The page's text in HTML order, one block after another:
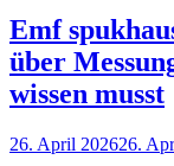
Emf
über
wissen musst
Posted
26. April 202626.